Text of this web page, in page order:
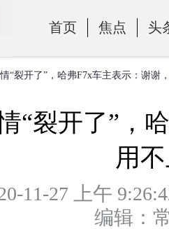
首页 焦点 头
零部件
“裂开了”，哈弗F7x车主表示：谢谢
“裂开了”，
用
11-27 上午
编辑